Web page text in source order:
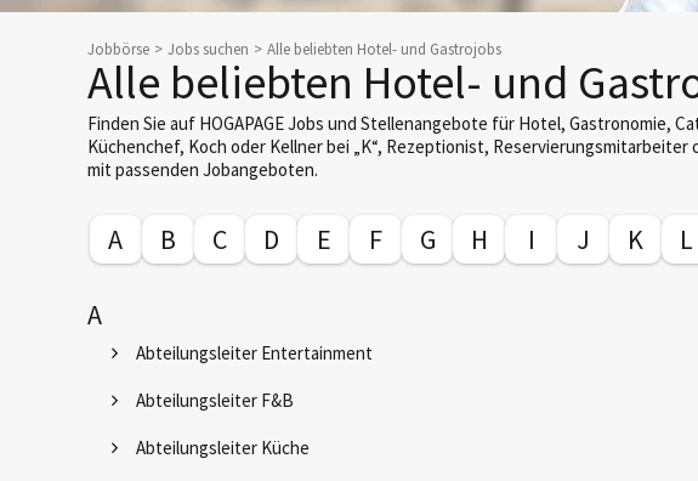
Jobbörse Jobs suchen Alle beliebten Hotel- und Gastrojobs
Alle beliebten Hotel- und
Finden Sie auf HOGAPAGE Jobs und Stellenangebote für Hotel,
Küchenchef, Koch oder Kellner bei „K“, Rezeptionist,
mit passenden Jobangeboten.
A B C D E F G H I J K L
A
Abteilungsleiter Entertainment
Abteilungsleiter F&B
Abteilungsleiter Küche